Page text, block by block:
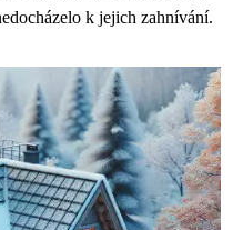
k jejich zahnívání.